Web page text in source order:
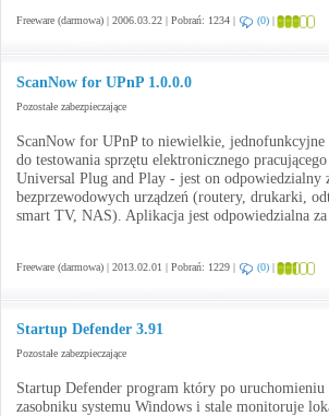
Freeware (darmowa) | 2006.03.22 | Pobrań: 1234 | (0) |
ScanNow for UPnP 1.0.0.0
Pozostałe zabezpieczające
ScanNow for UPnP to niewielkie, jednofunkcyjne
do testowania sprzętu elektronicznego
Universal Plug and Play - jest on odpowiedzialny
bezprzewodowych urządzeń (routery, drukarki,
smart TV, NAS). Aplikacja jest odpowiedzialna
Freeware (darmowa) | 2013.02.01 | Pobrań: 1229 | (0) |
Startup Defender 3.91
Pozostałe zabezpieczające
Startup Defender program który po uruchomieniu
zasobniku systemu Windows i stale monitoruje